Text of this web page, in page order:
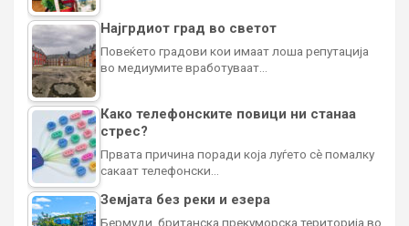
Најгрдиот град во светот
Повеќето градови кои имаат лоша репутација
во медиумите вработуваат…
Како телефонските повици ни станаа
стрес?
Првата причина поради која луѓето сè помалку
сакаат телефонски…
Земјата без реки и езера
Бермуди, британска прекуморска територија во